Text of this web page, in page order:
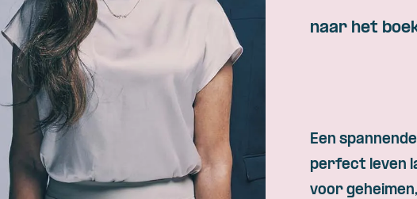
Skip navigatie
naar het
Een
perfect leven
voor